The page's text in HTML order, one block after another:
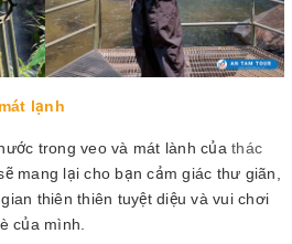
lạnh
trong veo và mát lành của thác
mang lại cho bạn cảm giác thư giãn,
thiên thiên tuyệt diệu và vui chơi
của mình.